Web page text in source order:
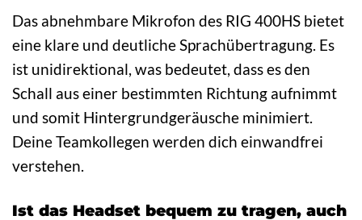
Das abnehmbare Mikrofon des RIG 400HS bietet
eine klare und deutliche Sprachübertragung. Es
ist unidirektional, was bedeutet, dass es den
Schall aus einer bestimmten Richtung aufnimmt
und somit Hintergrundgeräusche minimiert.
Deine Teamkollegen werden dich einwandfrei
verstehen.
Ist das Headset bequem zu tragen, auch